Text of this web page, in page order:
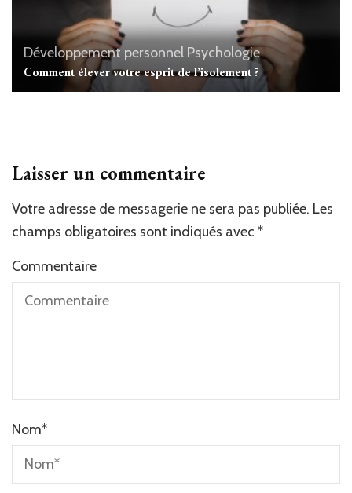
Développement personnel Psychologie
Comment élever votre esprit de l’isolement ?
Laisser un commentaire
Votre adresse de messagerie ne sera pas publiée. Les
champs obligatoires sont indiqués avec *
Commentaire
Nom*